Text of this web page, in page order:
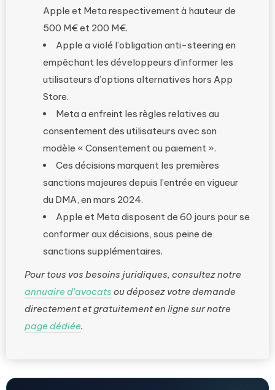
Apple et Meta respectivement à hauteur de
500 M€ et 200 M€.
Apple a violé l’obligation anti-steering en
empêchant les développeurs d’informer les
utilisateurs d’options alternatives hors App
Store.
Meta a enfreint les règles relatives au
consentement des utilisateurs avec son
modèle « Consentement ou paiement ».
Ces décisions marquent les premières
sanctions majeures depuis l’entrée en vigueur
du DMA, en mars 2024.
Apple et Meta disposent de 60 jours pour se
conformer aux décisions, sous peine de
sanctions supplémentaires.
Pour tous vos besoins juridiques, consultez notre
annuaire d’avocats ou déposez votre demande
directement et gratuitement en ligne sur notre
page dédiée.